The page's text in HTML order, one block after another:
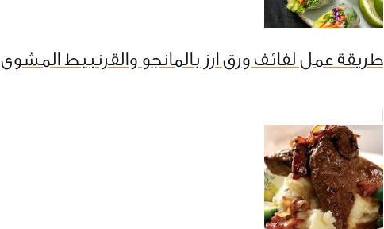
طريقة عمل لفائف ورق ارز بالمانجو والقرنبيط المشوى